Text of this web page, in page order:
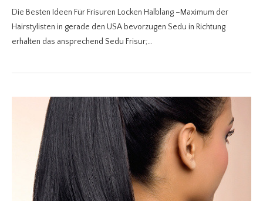
Die Besten Ideen Für Frisuren Locken Halblang –Maximum der
Hairstylisten in gerade den USA bevorzugen Sedu in Richtung
erhalten das ansprechend Sedu Frisur;…